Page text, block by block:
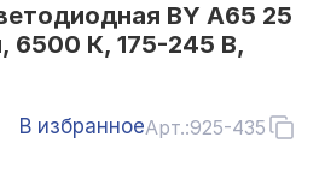
BY А65 25
6500 К, 175-245 В,
В избранноеАрт.:925-435